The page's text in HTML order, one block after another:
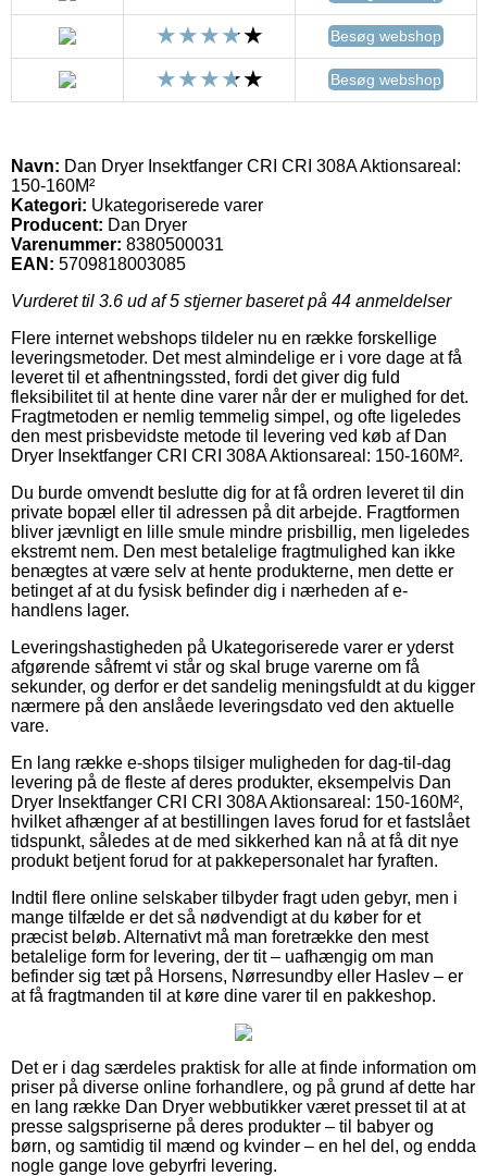
Besøg webshop
Besøg webshop
Navn: Dan Dryer Insektfanger CRI CRI 308A Aktionsareal:
150-160M²
Kategori: Ukategoriserede varer
Producent: Dan Dryer
Varenummer: 8380500031
EAN: 5709818003085
Vurderet til 3.6 ud af 5 stjerner baseret på 44 anmeldelser
Flere internet webshops tildeler nu en række forskellige
leveringsmetoder. Det mest almindelige er i vore dage at få
leveret til et afhentningssted, fordi det giver dig fuld
fleksibilitet til at hente dine varer når der er mulighed for det.
Fragtmetoden er nemlig temmelig simpel, og ofte ligeledes
den mest prisbevidste metode til levering ved køb af Dan
Dryer Insektfanger CRI CRI 308A Aktionsareal: 150-160M².
Du burde omvendt beslutte dig for at få ordren leveret til din
private bopæl eller til adressen på dit arbejde. Fragtformen
bliver jævnligt en lille smule mindre prisbillig, men ligeledes
ekstremt nem. Den mest betalelige fragtmulighed kan ikke
benægtes at være selv at hente produkterne, men dette er
betinget af at du fysisk befinder dig i nærheden af e-
handlens lager.
Leveringshastigheden på Ukategoriserede varer er yderst
afgørende såfremt vi står og skal bruge varerne om få
sekunder, og derfor er det sandelig meningsfuldt at du kigger
nærmere på den anslåede leveringsdato ved den aktuelle
vare.
En lang række e-shops tilsiger muligheden for dag-til-dag
levering på de fleste af deres produkter, eksempelvis Dan
Dryer Insektfanger CRI CRI 308A Aktionsareal: 150-160M²,
hvilket afhænger af at bestillingen laves forud for et fastslået
tidspunkt, således at de med sikkerhed kan nå at få dit nye
produkt betjent forud for at pakkepersonalet har fyraften.
Indtil flere online selskaber tilbyder fragt uden gebyr, men i
mange tilfælde er det så nødvendigt at du køber for et
præcist beløb. Alternativt må man foretrække den mest
betalelige form for levering, der tit – uafhængig om man
befinder sig tæt på Horsens, Nørresundby eller Haslev – er
at få fragtmanden til at køre dine varer til en pakkeshop.
Det er i dag særdeles praktisk for alle at finde information om
priser på diverse online forhandlere, og på grund af dette har
en lang række Dan Dryer webbutikker været presset til at at
presse salgspriserne på deres produkter – til babyer og
børn, og samtidig til mænd og kvinder – en hel del, og endda
nogle gange love gebyrfri levering.